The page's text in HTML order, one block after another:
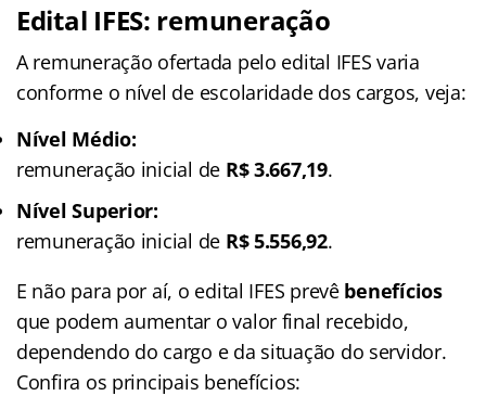
Edital IFES: remuneração
A remuneração ofertada pelo edital IFES varia
conforme o nível de escolaridade dos cargos, veja:
Nível Médio:
remuneração inicial de R$ 3.667,19.
Nível Superior:
remuneração inicial de R$ 5.556,92.
E não para por aí, o edital IFES prevê benefícios
que podem aumentar o valor final recebido,
dependendo do cargo e da situação do servidor.
Confira os principais benefícios: